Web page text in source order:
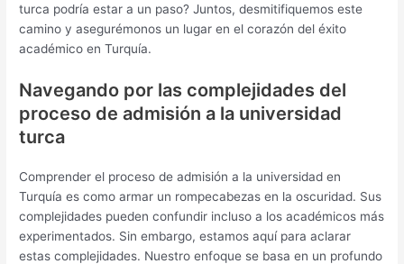
turca podría estar a un paso? Juntos, desmitifiquemos este
camino y asegurémonos un lugar en el corazón del éxito
académico en Turquía.
Navegando por las complejidades del
proceso de admisión a la universidad
turca
Comprender el proceso de admisión a la universidad en
Turquía es como armar un rompecabezas en la oscuridad. Sus
complejidades pueden confundir incluso a los académicos más
experimentados. Sin embargo, estamos aquí para aclarar
estas complejidades. Nuestro enfoque se basa en un profundo